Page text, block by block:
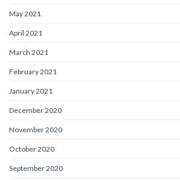
May 2021
April 2021
March 2021
February 2021
January 2021
December 2020
November 2020
October 2020
September 2020